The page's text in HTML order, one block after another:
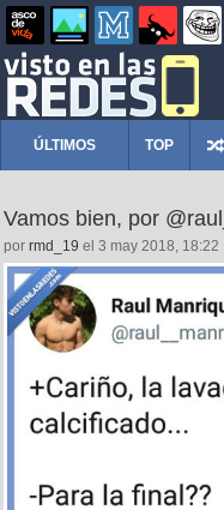
ÚLTIMOS TOP
Vamos bien, por
por rmd_19 el 3 may 2018, 18:22